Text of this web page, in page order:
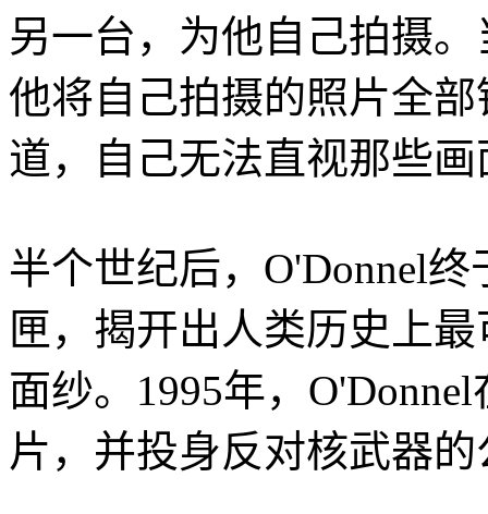
另一台，为他自己拍摄
他将自己拍摄的照片全
道，自己无法直视那些画
半个世纪后，O'Donnel
匣，揭开出人类历史上
面纱。1995年，
片，并投身反对核武器